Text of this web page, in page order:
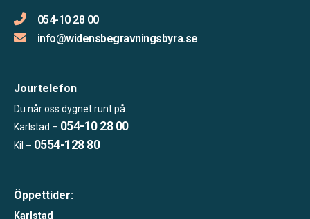
054-10 28 00
info@widensbegravningsbyra.se
Jourtelefon
Du når oss dygnet runt på:
Karlstad – 054-10 28 00
Kil – 0554-128 80
Öppettider:
Karlstad